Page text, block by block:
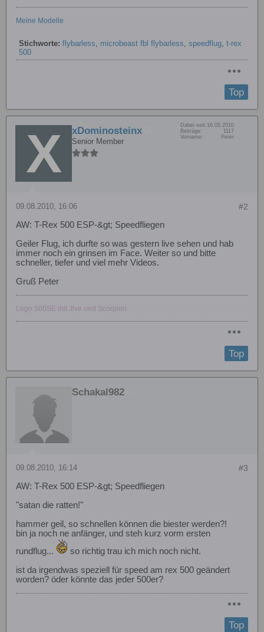
Meine Modelle
Stichworte: flybarless, microbeast fbl flybarless, speedflug, t-rex
500
Top
xDominosteinx
Senior Member
Dabei seit: 16.05.2010
Beiträge:
1117
Vorname:
Peter
#2
09.08.2010, 16:06
AW: T-Rex 500 ESP-&gt; Speedfliegen
Geiler Flug, ich durfte so was gestern live sehen und hab
immer noch ein grinsen im Face. Weiter so und bitte
schneller, tiefer und viel mehr Videos.
Gruß Peter
Logo 500SE mit Jive und Scorpion
Top
Schakal982
#3
09.08.2010, 16:14
AW: T-Rex 500 ESP-&gt; Speedfliegen
"satan die ratten!"
hammer geil, so schnellen können die biester werden?!
bin ja noch ne anfänger, und steh kurz vorm ersten
rundflug...
so richtig trau ich mich noch nicht.
ist da irgendwas speziell für speed am rex 500 geändert
worden? öder könnte das jeder 500er?
Top